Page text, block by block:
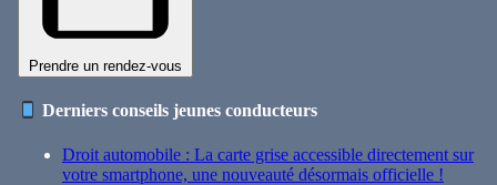
Prendre un rendez-vous
Derniers conseils jeunes conducteurs
Droit automobile : La carte grise accessible directement sur
votre smartphone, une nouveauté désormais officielle !